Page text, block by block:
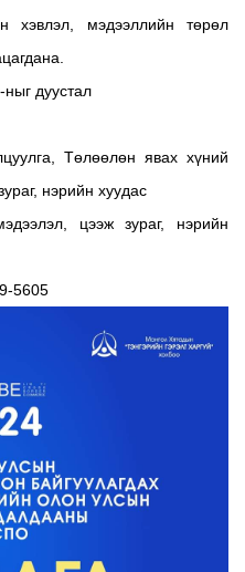
хэвлэл, мэдээллийн төрөл
дуустал
Төлөөлөн явах хүний
нэрийн хуудас
цээж зураг, нэрийн
5605